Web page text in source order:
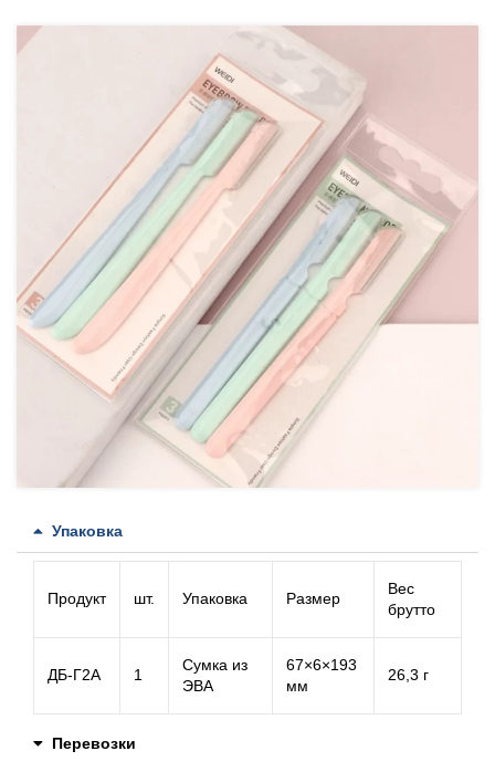
Упаковка
Продукт шт. Упаковка Размер
Вес
брутто
ДБ-Г2А 1
Сумка из
ЭВА
67×6×193
мм
26,3 г
Перевозки